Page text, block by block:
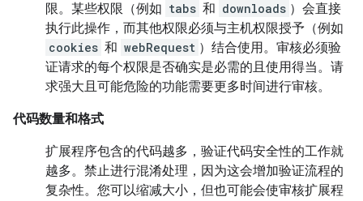
限。某些权限（例如 tabs 和 downloads ）会直接
执行此操作，而其他权限必须与主机权限授予（例如
cookies 和 webRequest ）结合使用。审核必须验
证请求的每个权限是否确实是必需的且使用得当。请
求强大且可能危险的功能需要更多时间进行审核。
代码数量和格式
扩展程序包含的代码越多，验证代码安全性的工作就
越多。禁止进行混淆处理，因为这会增加验证流程的
复杂性。您可以缩减大小，但也可能会使审核扩展程